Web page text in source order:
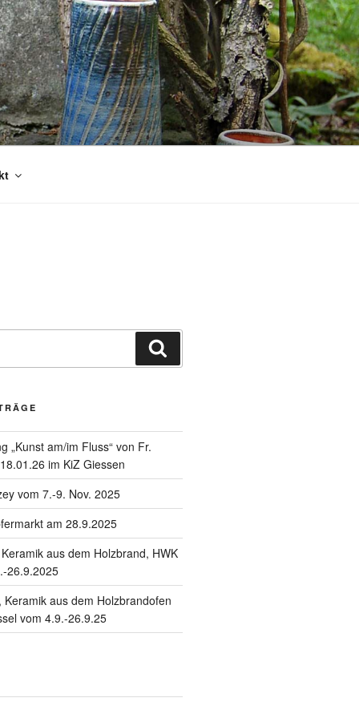
„Kunst am/im Fluss“ von Fr.
im KiZ Giessen
vom 7.-9. Nov. 2025
am 28.9.2025
aus dem Holzbrand, HWK
26.9.2025
Keramik aus dem Holzbrandofen
vom 4.9.-26.9.25